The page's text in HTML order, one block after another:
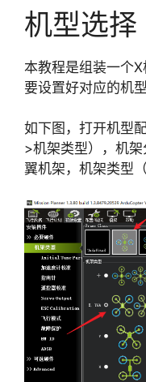
机型选择
本教程是组装一个
要设置好对应的机型
如下图，打开机型
>机架类型），机
翼机架，机架类型